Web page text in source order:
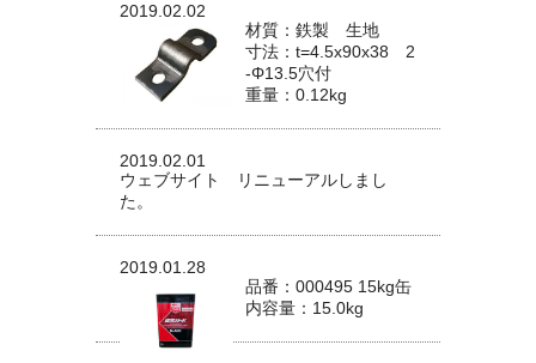
2019.02.02
材質：鉄製 生地
寸法：t=4.5x90x38 2
-Φ13.5穴付
重量：0.12kg
2019.02.01
ウェブサイト リニューアルしまし
た。
2019.01.28
品番：000495 15kg缶
内容量：15.0kg